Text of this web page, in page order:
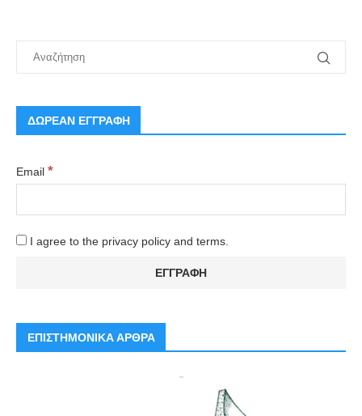
ΔΩΡΕΑΝ ΕΓΓΡΑΦΗ
Email *
I agree to the privacy policy and terms.
ΕΠΙΣΤΗΜΟΝΙΚΑ ΑΡΘΡΑ